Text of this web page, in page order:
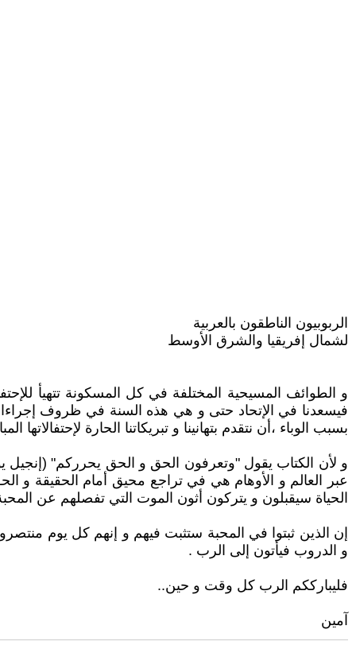
الربوبيون الناطقون بالعربية
لشمال إفريقيا والشرق الأوسط
فيسعدنا في الإتحاد حتى و هي هذه السنة في ظروف
بسبب الوباء ،أن نتقدم بتهانينا و تبريكاتنا الحارة لإحتفالاتها
عبر العالم و الأوهام هي في تراجع محيق أمام الحقيقة و
الحياة سيقبلون و يتركون أثون الموت التي تفصلهم عن
إن الذين ثبتوا في المحبة ستثبت فيهم و إنهم كل يوم
و الدروب فيأتون إلى الرب .
فليبارككم الرب كل وقت و حين..
آمين